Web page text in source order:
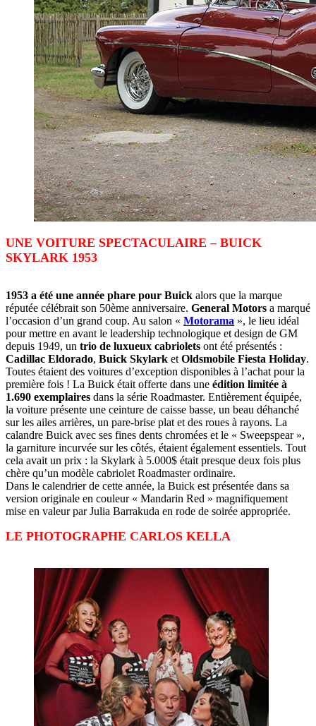
UNE VOITURE SPECTACULAIRE – BUICK
SKYLARK 1953
1953 a été une année phare pour Buick alors que la marque
réputée célébrait son 50ème anniversaire. General Motors a marqué
l’occasion d’un grand coup. Au salon « Motorama », le lieu idéal
pour mettre en avant le leadership technologique et design de GM
depuis 1949, un trio de luxueux cabriolets ont été présentés :
Cadillac Eldorado, Buick Skylark etOldsmobile Fiesta Holiday.
Toutes étaient des voitures d’exception disponibles à l’achat pour la
première fois ! La Buick était offerte dans une édition limitée à
1.690 exemplaires dans la série Roadmaster. Entièrement équipée,
la voiture présente une ceinture de caisse basse, un beau déhanché
sur les ailes arrières, un pare-brise plat et des roues à rayons. La
calandre Buick avec ses fines dents chromées et le « Sweepspear »,
la garniture incurvée sur les côtés, étaient également essentiels. Tout
cela avait un prix : la Skylark à 5.000$ était presque deux fois plus
chère qu’un modèle cabriolet Roadmaster ordinaire.
Dans le calendrier de cette année, la Buick est présentée dans sa
version originale en couleur « Mandarin Red » magnifiquement
mise en valeur par Julia Barrakuda en rode de soirée appropriée.
LE PHOTOGRAPHE CARLOS KELLA